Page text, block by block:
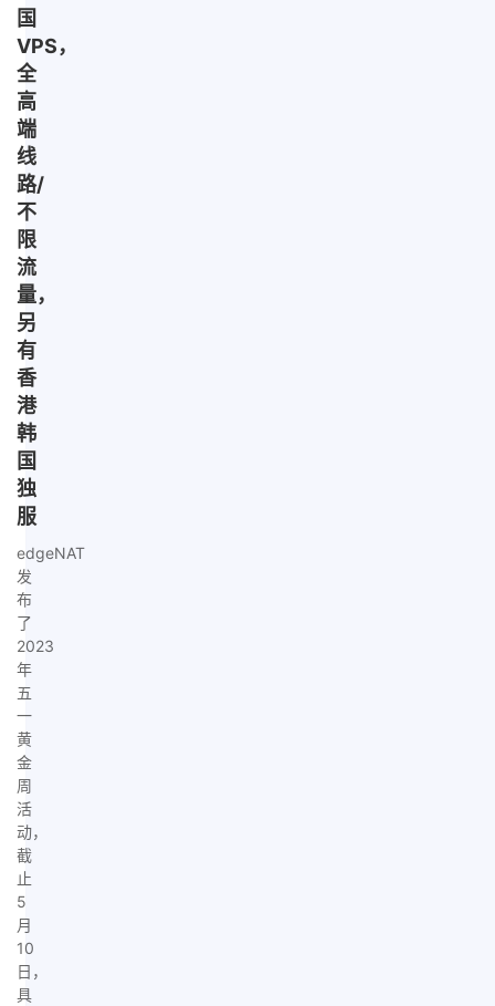
国
VPS，
全
高
端
线
路/
不
限
流
量，
另
有
香
港
韩
国
独
服
edgeNAT
发
布
了
2023
年
五
一
黄
金
周
活
动，
截
止
5
月
10
日，
具